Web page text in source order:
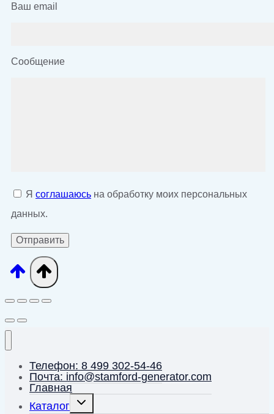
Ваш email
Сообщение
Я соглашаюсь на обработку моих персональных
данных.
Телефон: 8 499 302-54-46
Почта: info@stamford-generator.com
Главная
Каталог
Переключить
дочернее